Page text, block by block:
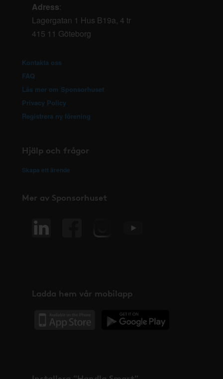
Adress:
Lagergatan 1 Hus B19a, 4 tr
415 11 Göteborg
Kontakta oss
FAQ
Läs mer om Sponsorhuset
Privacy Policy
Registrera ny förening
Hjälp och frågor
Skapa ett ärende
Mer av Sponsorhuset
Ladda hem vår mobilapp